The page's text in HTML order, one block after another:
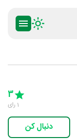
5 Stars
3
1 رای
دنبال کن